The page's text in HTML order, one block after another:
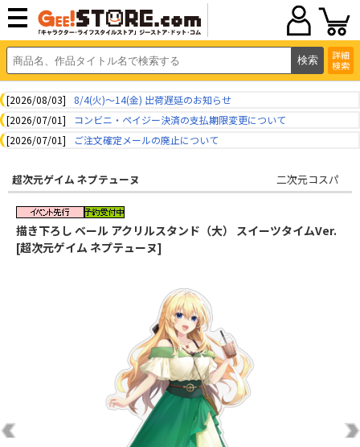
詳細
検索
[2026/08/03]
8/4(火)～14(金) 出荷遅延のお知らせ
[2026/07/01]
コンビニ・ペイジー決済の支払期限変更について
[2026/07/01]
ご注文確定メールの廃止について
超次元ゲイム ネプテューヌ 二次元コスパ
描き下ろし ベール アクリルスタンド（大） スイーツタイムVer.
[超次元ゲイム ネプテューヌ]